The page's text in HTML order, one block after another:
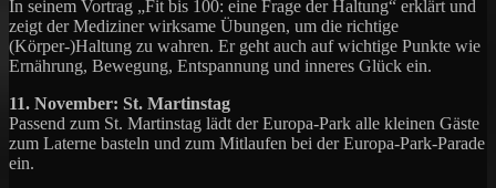
In seinem Vortrag „Fit bis 100: eine Frage der Haltung“ erklärt und
zeigt der Mediziner wirksame Übungen, um die richtige
(Körper-)Haltung zu wahren. Er geht auch auf wichtige Punkte wie
Ernährung, Bewegung, Entspannung und inneres Glück ein.
11. November: St. Martinstag
Passend zum St. Martinstag lädt der Europa-Park alle kleinen Gäste
zum Laterne basteln und zum Mitlaufen bei der Europa-Park-Parade
ein.